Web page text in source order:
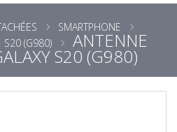
SMARTPHONE
S20 (G980) ANTENNE
S20 (G980)